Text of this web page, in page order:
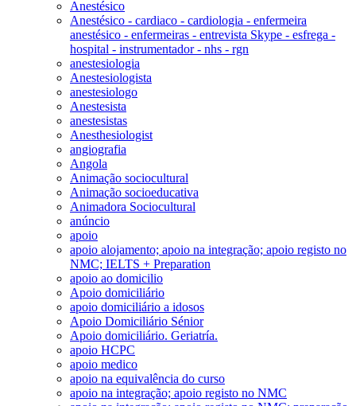
Anestésico
Anestésico - cardiaco - cardiologia - enfermeira
anestésico - enfermeiras - entrevista Skype - esfrega -
hospital - instrumentador - nhs - rgn
anestesiologia
Anestesiologista
anestesiologo
Anestesista
anestesistas
Anesthesiologist
angiografia
Angola
Animação sociocultural
Animação socioeducativa
Animadora Sociocultural
anúncio
apoio
apoio alojamento; apoio na integração; apoio registo no
NMC; IELTS + Preparation
apoio ao domicilio
Apoio domiciliário
apoio domiciliário a idosos
Apoio Domiciliário Sénior
Apoio domiciliário. Geriatría.
apoio HCPC
apoio medico
apoio na equivalência do curso
apoio na integração; apoio registo no NMC